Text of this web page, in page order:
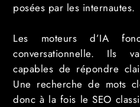
posées par les internautes.
Les moteurs d’IA
conversationnelle. Ils
capables de répondre
Une recherche de mots
donc à la fois le SEO